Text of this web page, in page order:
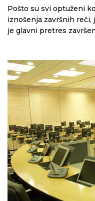
Pošto su svi optuženi
iznošenja završnih reči,
je glavni pretres